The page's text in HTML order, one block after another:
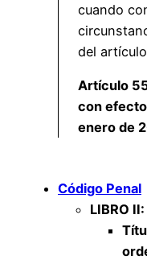
cuando
del
Artículo
con
enero de
Código Penal
LIBRO